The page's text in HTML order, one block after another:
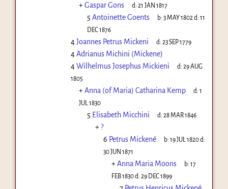
+Gaspar Gons d:21 JAN 1817
5 Antoinette Goents b:3 MAY 1802 d:11
DEC 1876
4Joannes Petrus Mickeni d:23 SEP 1779
4Adrianus Michini (Mickene)
4Wilhelmus Josephus Mickieni d:29 AUG
1805
+Anna (of Maria) Catharina Kemp d:1
JUL 1830
5 Elisabeth Micchini d:28 MAR 1846
+ ?
6 Petrus Mickené b:19 JUL 1820d:
30 JUN 1871
+Anna Maria Moons b:17
FEB 1830d: 29 DEC 1899